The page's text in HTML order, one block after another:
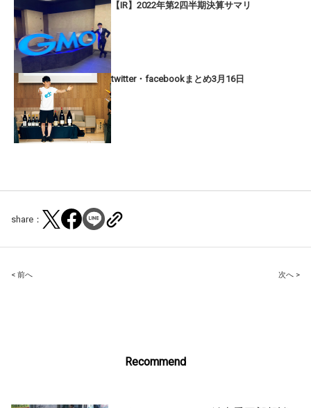
【IR】2022年第2四半期決算サマリ
twitter・facebookまとめ3月16日
share：
Post
< 前へ 次へ >
Recommend